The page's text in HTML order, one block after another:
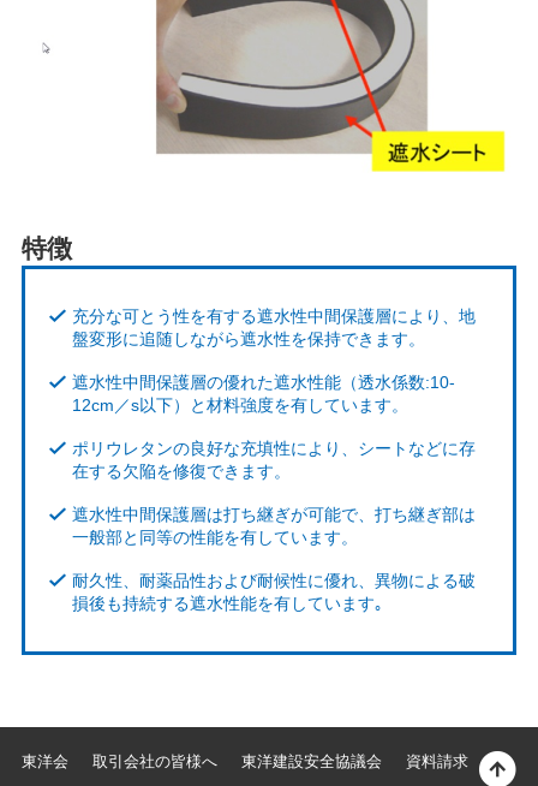
特徴
充分な可とう性を有する遮水性中間保護層により、地
盤変形に追随しながら遮水性を保持できます。
遮水性中間保護層の優れた遮水性能（透水係数:10-
12cm／s以下）と材料強度を有しています。
ポリウレタンの良好な充填性により、シートなどに存
在する欠陥を修復できます。
遮水性中間保護層は打ち継ぎが可能で、打ち継ぎ部は
一般部と同等の性能を有しています。
耐久性、耐薬品性および耐候性に優れ、異物による破
損後も持続する遮水性能を有しています｡
東洋会 取引会社の皆様へ 東洋建設安全協議会 資料請求